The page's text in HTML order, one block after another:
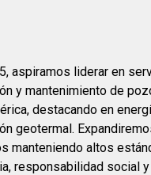
aspiramos liderar en
y mantenimiento de
destacando en
geotermal.
manteniendo altos
responsabilidad social